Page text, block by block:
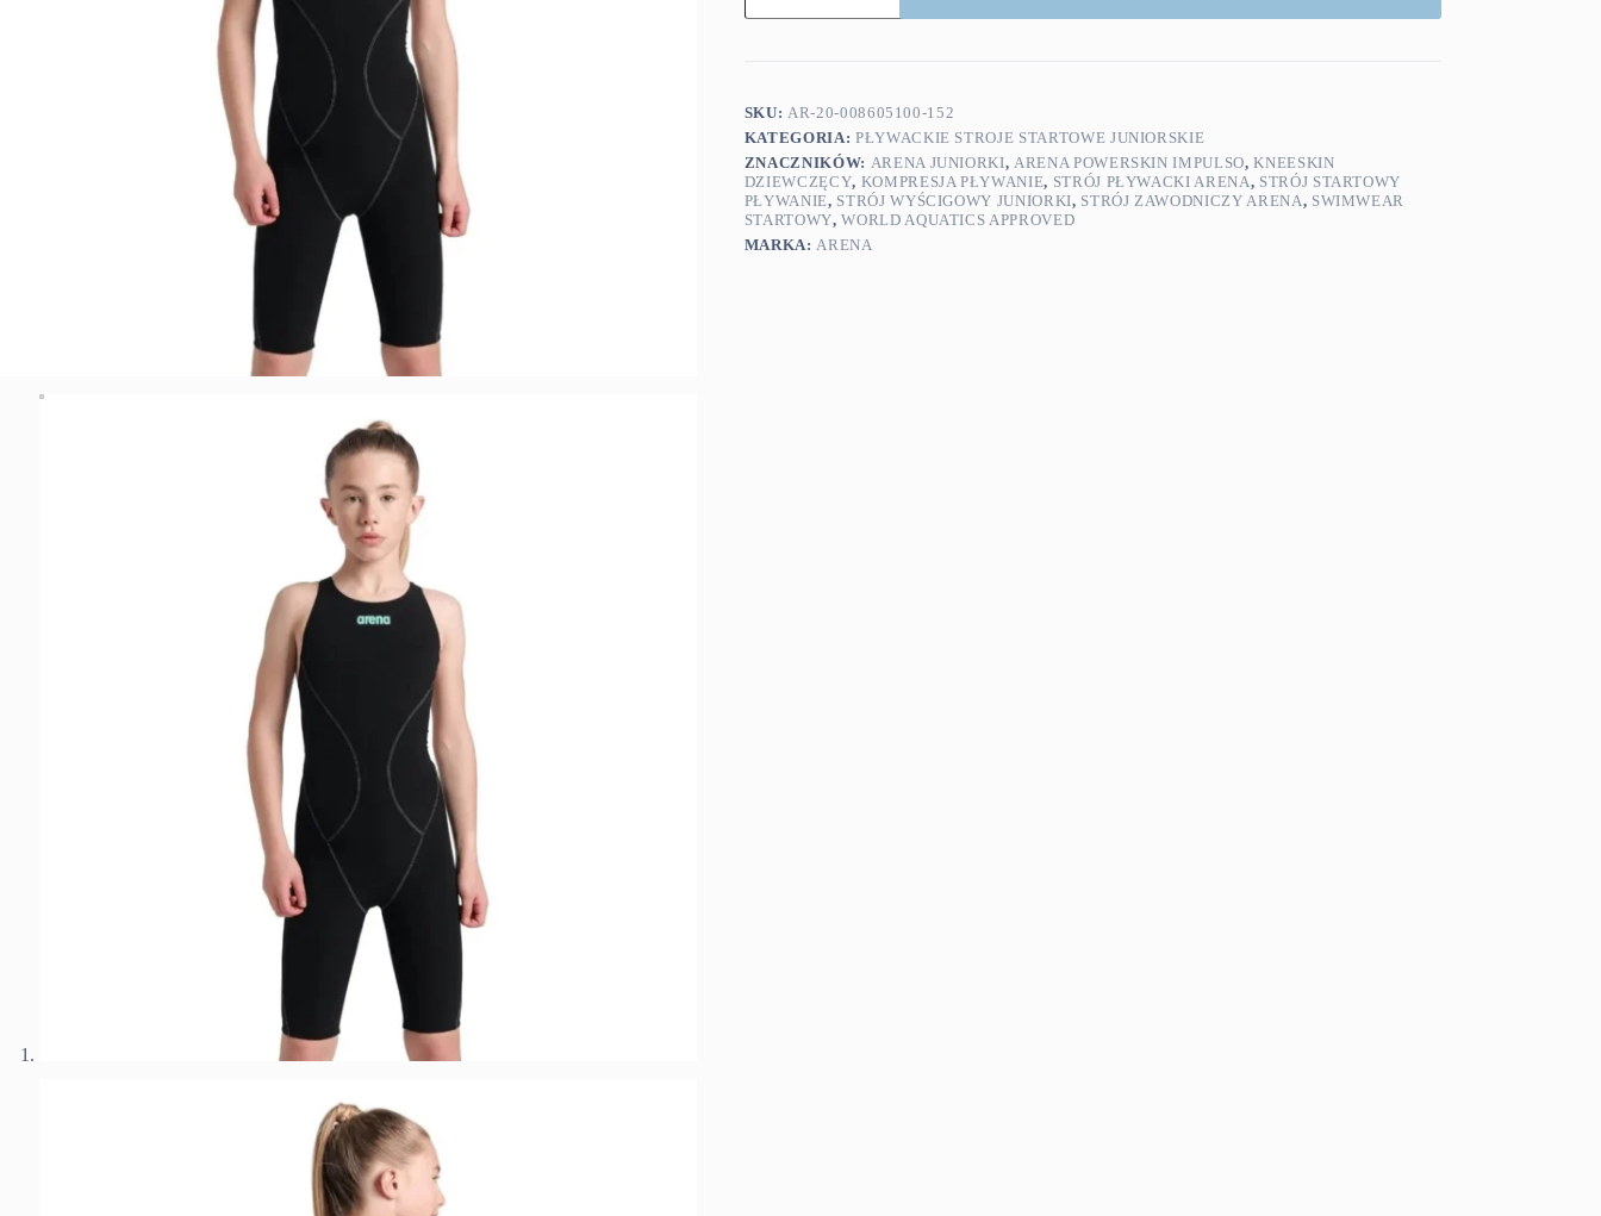
Impulso
152
cm
SKU:AR-20-008605100-152
KATEGORIA: PŁYWACKIE STROJE STARTOWE JUNIORSKIE
ZNACZNIKÓW: ARENA JUNIORKI,ARENA POWERSKIN IMPULSO,KNEESKIN
DZIEWCZĘCY, KOMPRESJA PŁYWANIE, STRÓJ PŁYWACKI ARENA, STRÓJ STARTOWY
PŁYWANIE, STRÓJ WYŚCIGOWY JUNIORKI, STRÓJ ZAWODNICZY ARENA, SWIMWEAR
STARTOWY,WORLD AQUATICS APPROVED
MARKA:ARENA